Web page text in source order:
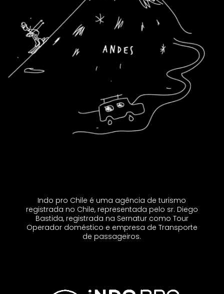
Indo pro Chile é uma agência de turismo
registrada no Chile, representada pelo sr. Diego
Bastida, registrada na Sernatur como Tour
Operador doméstico e empresa de Transporte
de passageiros.